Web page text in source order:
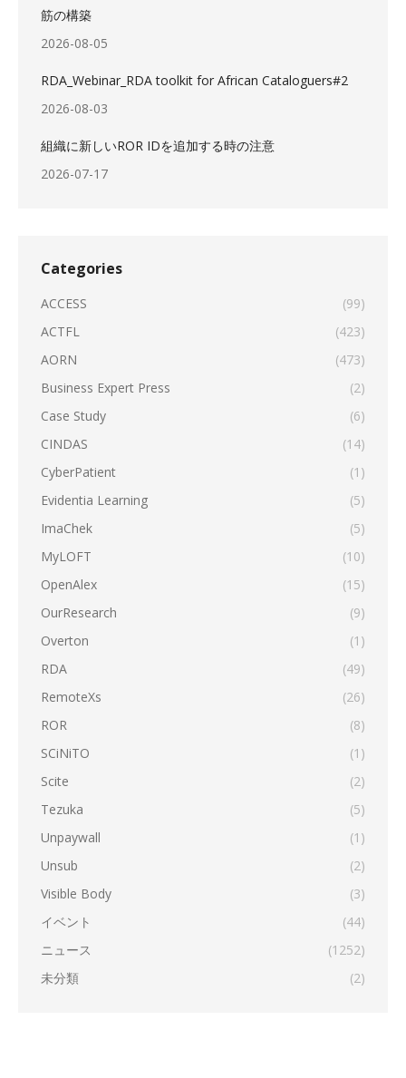
筋の構築
2026-08-05
RDA_Webinar_RDA toolkit for African Cataloguers#2
2026-08-03
組織に新しいROR IDを追加する時の注意
2026-07-17
Categories
ACCESS
(99)
ACTFL
(423)
AORN
(473)
Business Expert Press
(2)
Case Study
(6)
CINDAS
(14)
CyberPatient
(1)
Evidentia Learning
(5)
ImaChek
(5)
MyLOFT
(10)
OpenAlex
(15)
OurResearch
(9)
Overton
(1)
RDA
(49)
RemoteXs
(26)
ROR
(8)
SCiNiTO
(1)
Scite
(2)
Tezuka
(5)
Unpaywall
(1)
Unsub
(2)
Visible Body
(3)
イベント
(44)
ニュース
(1252)
未分類
(2)